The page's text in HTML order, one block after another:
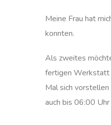
Meine Frau hat
konnten.
Als zweites
fertigen Werkstatt
Mal sich
auch bis 06:00